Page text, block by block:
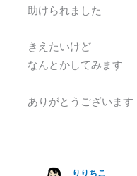
助けられました
きえたいけど
なんとかしてみます
ありがとうございます
りりちこ